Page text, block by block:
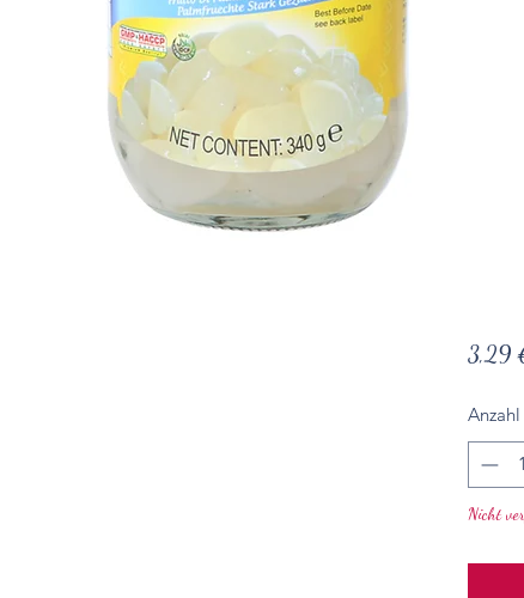
3,29
Anzahl
Nicht